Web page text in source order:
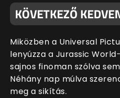
KÖVETKEZŐ
Miközben a Universal
lenyúzza a Jurassic
sajnos finoman szólva
Néhány nap múlva
meg a sikítás.